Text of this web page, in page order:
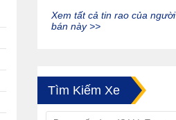
Xem tất cả tin rao của người
bán này >>
Tìm Kiếm Xe